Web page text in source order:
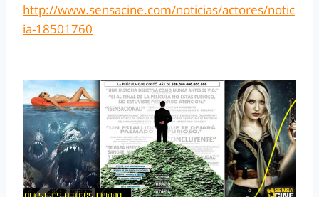
http://www.sensacine.com/noticias/actores/notic
ia-18501760